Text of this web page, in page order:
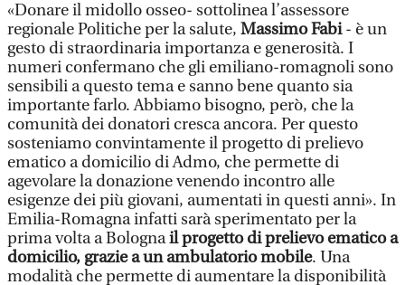
«Donare il midollo osseo- sottolinea l’assessore
regionale Politiche per la salute, Massimo Fabi- è un
gesto di straordinaria importanza e generosità. I
numeri confermano che gli emiliano-romagnoli sono
sensibili a questo tema e sanno bene quanto sia
importante farlo. Abbiamo bisogno, però, che la
comunità dei donatori cresca ancora. Per questo
sosteniamo convintamente il progetto di prelievo
ematico a domicilio di Admo, che permette di
agevolare la donazione venendo incontro alle
esigenze dei più giovani, aumentati in questi anni». In
Emilia-Romagna infatti sarà sperimentato per la
prima volta a Bolognail progetto di prelievo ematico a
domicilio, grazie a un ambulatorio mobile. Una
modalità che permette di aumentare la disponibilità